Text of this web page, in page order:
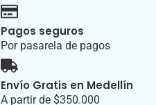
Pagos seguros
Por pasarela de pagos
Envío Gratis en Medellín
A partir de $350.000